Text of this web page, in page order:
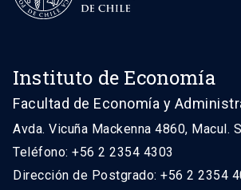
Instituto de Economía
Facultad de Economía y
Avda. Vicuña Mackenna 4860, Macul.
Teléfono: +56 2 2354 4303
Dirección de Postgrado: +56 2 2354